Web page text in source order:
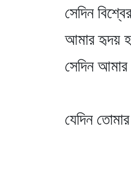
সেদিন
আমার হৃদয়
সেদিন আমার
যেদিন